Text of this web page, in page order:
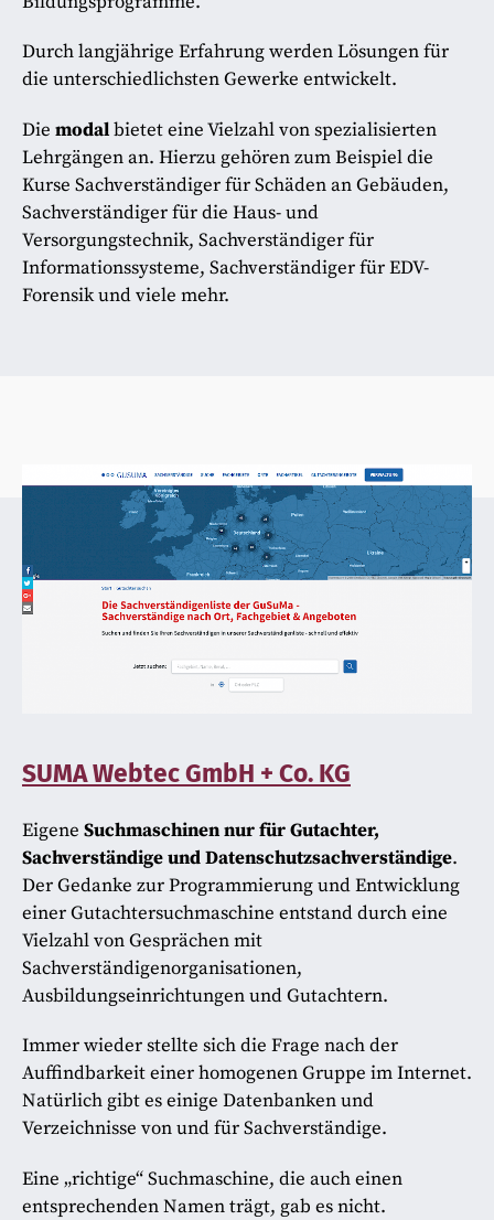
Durch langjährige Erfahrung werden Lösungen für
die unterschiedlichsten Gewerke entwickelt.
Die modalbietet eine Vielzahl von spezialisierten
Lehrgängen an. Hierzu gehören zum Beispiel die
Kurse Sachverständiger für Schäden an Gebäuden,
Sachverständiger für die Haus- und
Versorgungstechnik, Sachverständiger für
Informationssysteme, Sachverständiger für EDV-
Forensik und viele mehr.
SUMA Webtec GmbH + Co. KG
Eigene Suchmaschinen nur für Gutachter,
Sachverständige und Datenschutzsachverständige.
Der Gedanke zur Programmierung und Entwicklung
einer Gutachtersuchmaschine entstand durch eine
Vielzahl von Gesprächen mit
Sachverständigenorganisationen,
Ausbildungseinrichtungen und Gutachtern.
Immer wieder stellte sich die Frage nach der
Auffindbarkeit einer homogenen Gruppe im Internet.
Natürlich gibt es einige Datenbanken und
Verzeichnisse von und für Sachverständige.
Eine „richtige“ Suchmaschine, die auch einen
entsprechenden Namen trägt, gab es nicht.